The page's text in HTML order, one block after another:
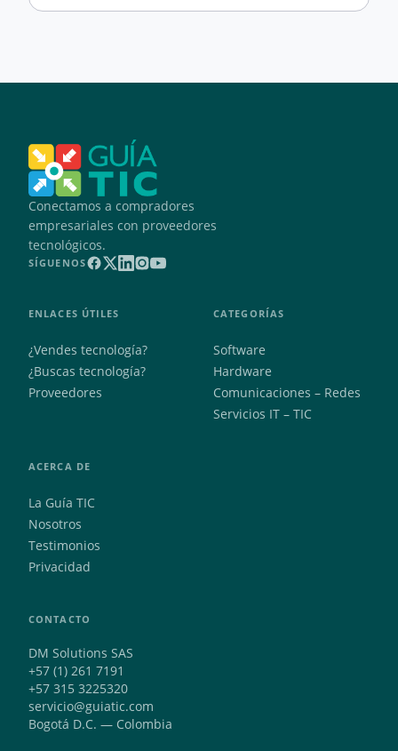
Conectamos a compradores
empresariales con proveedores
tecnológicos.
SÍGUENOS
ENLACES ÚTILES
¿Vendes tecnología?
¿Buscas tecnología?
Proveedores
CATEGORÍAS
Software
Hardware
Comunicaciones – Redes
Servicios IT – TIC
ACERCA DE
La Guía TIC
Nosotros
Testimonios
Privacidad
CONTACTO
DM Solutions SAS
+57 (1) 261 7191
+57 315 3225320
servicio@guiatic.com
Bogotá D.C. — Colombia